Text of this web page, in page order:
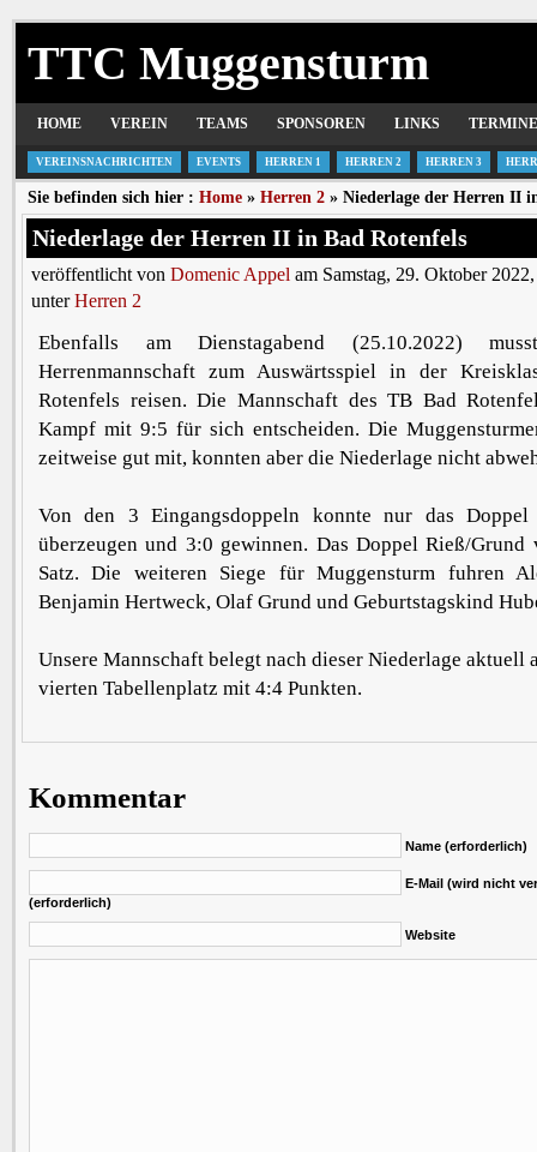
TTC Muggensturm
HOME VEREIN TEAMS SPONSOREN LINKS TERMINE
VEREINSNACHRICHTEN EVENTS HERREN 1 HERREN 2 HERREN 3
Sie befinden sich hier : Home » Herren 2 » Niederlage der Herren II
Niederlage der Herren II in Bad Rotenfels
veröffentlicht von Domenic Appel am Samstag, 29. Oktober
unterHerren 2
Ebenfalls am Dienstagabend (25.10.2022)
Herrenmannschaft zum Auswärtsspiel in der
Rotenfels reisen. Die Mannschaft des TB Bad
Kampf mit 9:5 für sich entscheiden. Die
zeitweise gut mit, konnten aber die Niederlage nicht
Von den 3 Eingangsdoppeln konnte nur das Doppel
überzeugen und 3:0 gewinnen. Das Doppel Rieß/
Satz. Die weiteren Siege für Muggensturm fuhren
Benjamin Hertweck, Olaf Grund und Geburtstagskind
Unsere Mannschaft belegt nach dieser Niederlage aktuell
vierten Tabellenplatz mit 4:4 Punkten.
Kommentar
Name (erforderlich)
E-Mail (wird nicht
(erforderlich)
Website